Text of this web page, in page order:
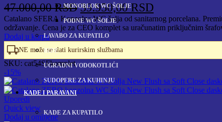
MONOBLOK WC ŠOLJE
PODNE WC ŠOLJE
LAVABO ZA KUPATILO
BIDE
UGRADNI VODOKOTLIĆI
SUDOPERE ZA KUHINJU
KADE I PARAVANI
KADE ZA KUPATILO
47.000,00RSDOriginalna
cena
je
bila:
47.000,00 RSD.
39.950,00RSDTrenutna
cena
je:
Catalano SFERA Konzolna WC šolja od sanitarnog porcelana.
održavanje. Cena je za CEO komplet sa uračunatim priključnim
Dodaj u korpu
NE može se slati kurirskim službama
SKU: cat54SFkomplet
-15%
Uporedi
Quick view
Dodaj u omiljene